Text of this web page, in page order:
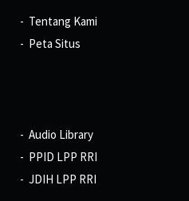
Tentang Kami
Peta Situs
Audio Library
PPID LPP RRI
JDIH LPP RRI